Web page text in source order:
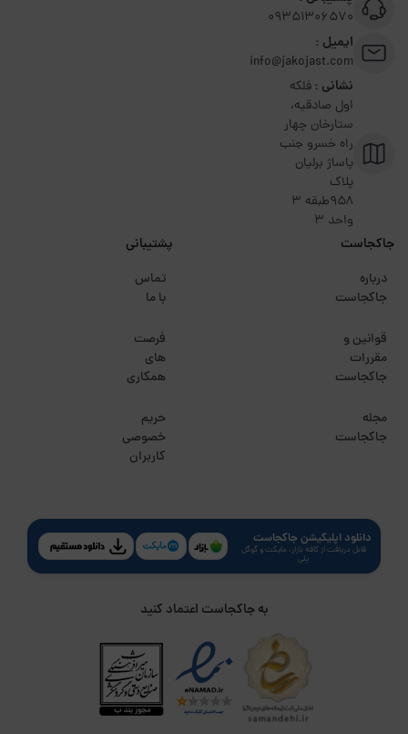
09351306570
ایمیل :
info@jakojast.com
نشانی :فلکه
اول صادقیه،
ستارخان چهار
راه خسرو جنب
پاساژ برلیان
پلاک
۹۵۸طبقه 3
واحد 3
جاکجاست
درباره
جاکجاست
قوانین و
مقررات
جاکجاست
مجله
جاکجاست
پشتیبانی
تماس
با ما
فرصت
های
همکاری
حریم
خصوصی
کاربران
دانلود اپلیکیشن جاکجاست
قابل دریافت از کافه بازار، مایکت و گوگل
پلی
به جاکجاست اعتماد کنید